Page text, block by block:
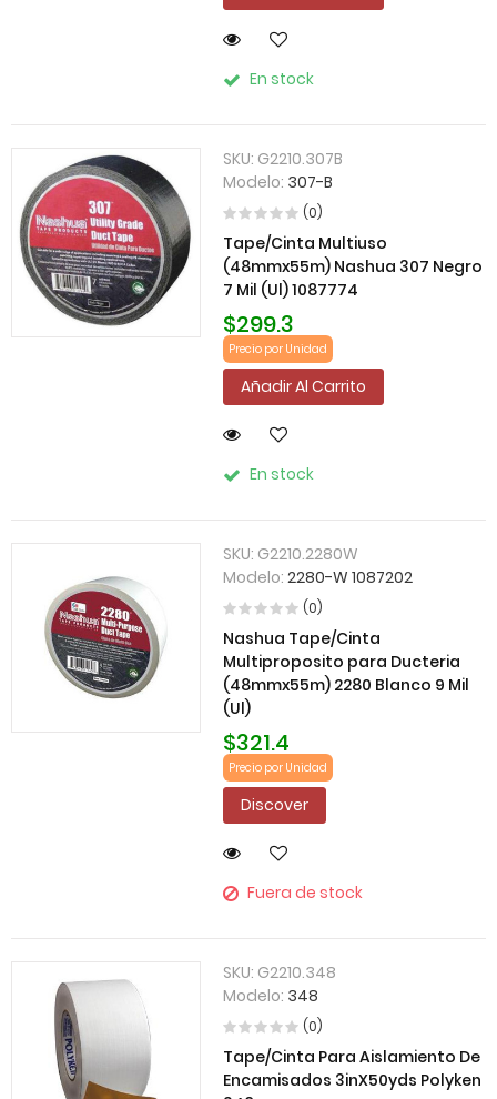
En stock
SKU: G2210.307B
Modelo: 307-B
(0)
Tape/Cinta Multiuso
(48mmx55m) Nashua 307 Negro
7 Mil (Ul) 1087774
$299.3
Precio por Unidad
Añadir Al Carrito
En stock
SKU: G2210.2280W
Modelo:2280-W 1087202
(0)
Nashua Tape/Cinta
Multiproposito para Ducteria
(48mmx55m) 2280 Blanco 9 Mil
(Ul)
$321.4
Precio por Unidad
Discover
Fuera de stock
SKU: G2210.348
Modelo: 348
(0)
Tape/Cinta Para Aislamiento De
Encamisados 3inX50yds Polyken